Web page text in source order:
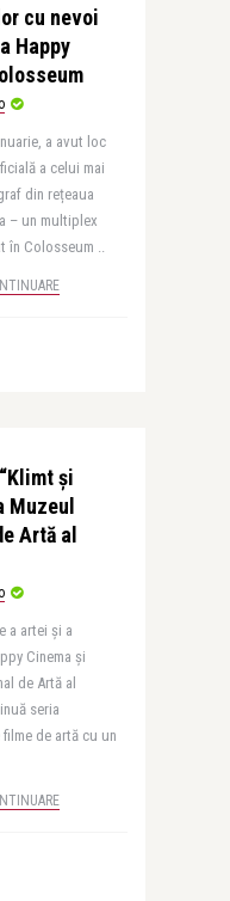
cu nevoi
Happy
a avut loc
a celui mai
din rețeaua
– un multiplex
în Colosseum ..
și
Muzeul
Artă al
a artei și a
Cinema și
de Artă al
seria
de artă cu un